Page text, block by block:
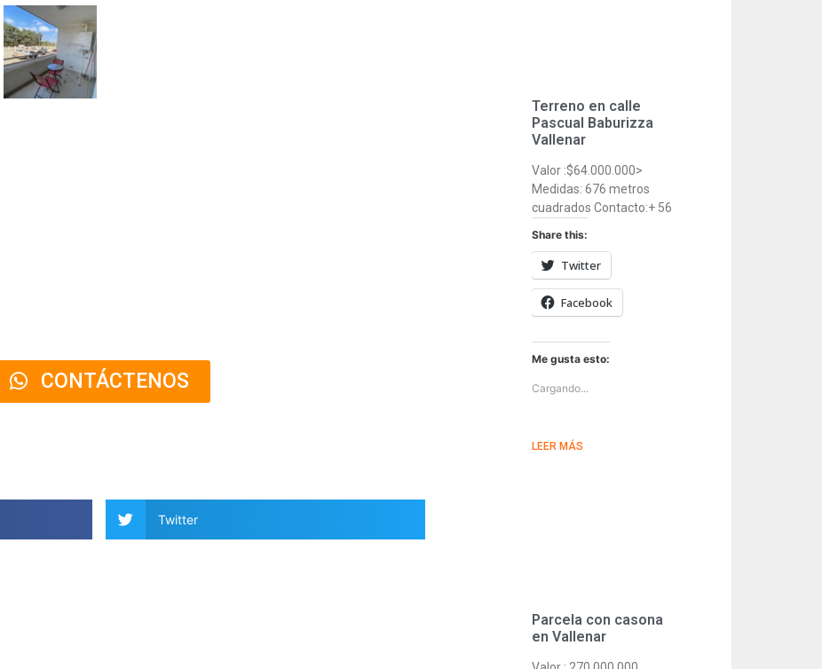
CONTÁCTENOS
Twitter
Terreno en calle
Pascual Baburizza
Vallenar
Valor :$64.000.000>
Medidas: 676 metros
cuadrados Contacto:+ 56
Share this:
Twitter
Facebook
Me gusta esto:
Cargando...
LEER MÁS
Parcela con casona
en Vallenar